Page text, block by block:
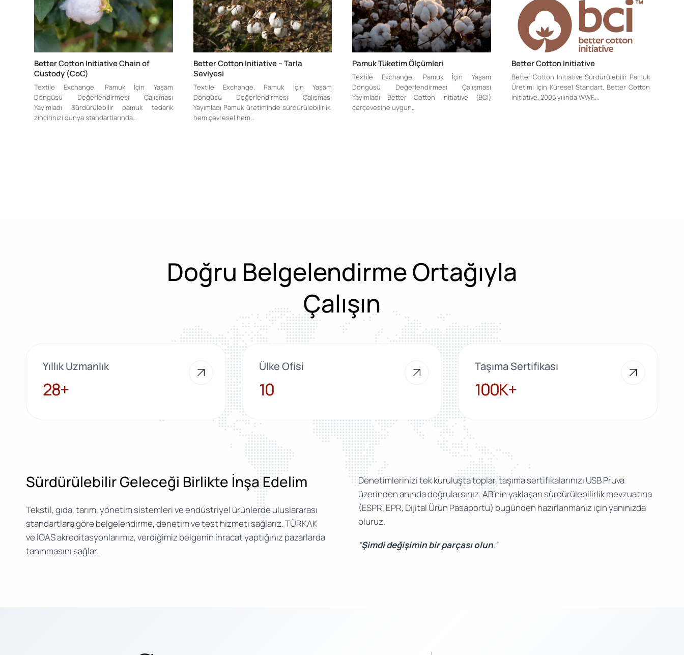
Better Cotton Initiative Chain of
Custody (CoC)
Textile Exchange, Pamuk İçin Yaşam
Döngüsü Değerlendirmesi Çalışması
Yayımladı Sürdürülebilir pamuk tedarik
zincirinizi dünya standartlarında…
Better Cotton Initiative – Tarla
Seviyesi
Textile Exchange, Pamuk İçin Yaşam
Döngüsü Değerlendirmesi Çalışması
Yayımladı Pamuk üretiminde sürdürülebilirlik,
hem çevresel hem…
Pamuk Tüketim Ölçümleri
Textile Exchange, Pamuk İçin Yaşam
Döngüsü Değerlendirmesi Çalışması
Yayımladı Better Cotton Initiative (BCI)
çerçevesine uygun…
Better Cotton Initiative
Better Cotton Initiative Sürdürülebilir Pamuk
Üretimi için Küresel Standart. Better Cotton
Initiative, 2005 yılında WWF,…
Doğru Belgelendirme Ortağıyla
Çalışın
Yıllık Uzmanlık
28+
28+
Ülke Ofisi
10
10
Taşıma Sertifikası
100K+
100K+
Sürdürülebilir Geleceği Birlikte İnşa Edelim
Tekstil, gıda, tarım, yönetim sistemleri ve endüstriyel ürünlerde uluslararası
standartlara göre belgelendirme, denetim ve test hizmeti sağlarız. TÜRKAK
ve IOAS akreditasyonlarımız, verdiğimiz belgenin ihracat yaptığınız pazarlarda
tanınmasını sağlar.
Denetimlerinizi tek kuruluşta toplar, taşıma sertifikalarınızı USB Pruva
üzerinden anında doğrularsınız. AB’nin yaklaşan sürdürülebilirlik mevzuatına
(ESPR, EPR, Dijital Ürün Pasaportu) bugünden hazırlanmanız için yanınızda
oluruz.
“Şimdi değişimin bir parçası olun.”